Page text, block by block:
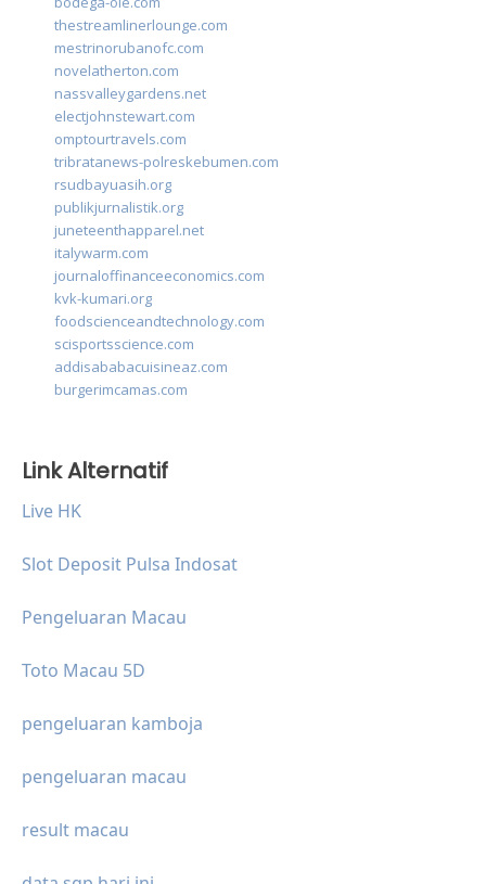
thestreamlinerlounge.com
mestrinorubanofc.com
novelatherton.com
nassvalleygardens.net
electjohnstewart.com
omptourtravels.com
tribratanews-polreskebumen.com
rsudbayuasih.org
publikjurnalistik.org
juneteenthapparel.net
italywarm.com
journaloffinanceeconomics.com
kvk-kumari.org
foodscienceandtechnology.com
scisportsscience.com
addisababacuisineaz.com
burgerimcamas.com
Link Alternatif
Live HK
Slot Deposit Pulsa Indosat
Pengeluaran Macau
Toto Macau 5D
pengeluaran kamboja
pengeluaran macau
result macau